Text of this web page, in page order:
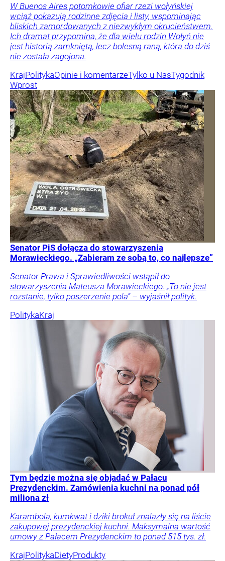
W Buenos Aires potomkowie ofiar rzezi wołyńskiej
wciąż pokazują rodzinne zdjęcia i listy, wspominając
bliskich zamordowanych z niezwykłym okrucieństwem.
Ich dramat przypomina, że dla wielu rodzin Wołyń nie
jest historią zamkniętą, lecz bolesną raną, która do dziś
nie została zagojona.
KrajPolitykaOpinie i komentarzeTylko u NasTygodnik
Wprost
Senator PiS dołącza do stowarzyszenia
Morawieckiego. „Zabieram ze sobą to, co najlepsze”
Senator Prawa i Sprawiedliwości wstąpił do
stowarzyszenia Mateusza Morawieckiego. „To nie jest
rozstanie, tylko poszerzenie pola” – wyjaśnił polityk.
PolitykaKraj
Tym będzie można się objadać w Pałacu
Prezydenckim. Zamówienia kuchni na ponad pół
miliona zł
Karambola, kumkwat i dziki brokuł znalazły się na liście
zakupowej prezydenckiej kuchni. Maksymalna wartość
umowy z Pałacem Prezydenckim to ponad 515 tys. zł.
KrajPolitykaDietyProdukty